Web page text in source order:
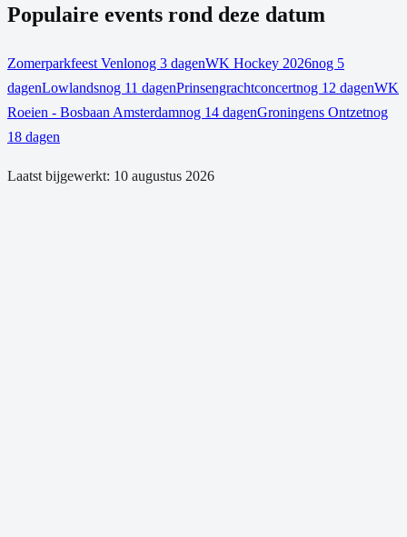
Populaire events rond deze datum
Zomerparkfeest Venlonog 3 dagenWK Hockey 2026nog 5
dagenLowlandsnog 11 dagenPrinsengrachtconcertnog 12 dagenWK
Roeien - Bosbaan Amsterdamnog 14 dagenGroningens Ontzetnog
18 dagen
Laatst bijgewerkt: 10 augustus 2026